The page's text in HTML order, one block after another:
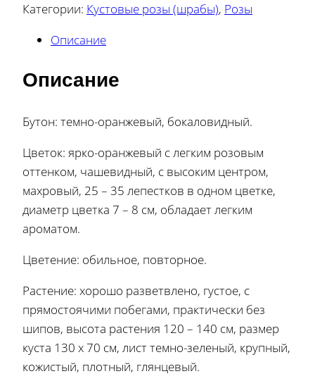
Категории: Кустовые розы (шрабы), Розы
Описание
Описание
Бутон: темно-оранжевый, бокаловидный.
Цветок: ярко-оранжевый с легким розовым
оттенком, чашевидный, с высоким центром,
махровый, 25 – 35 лепестков в одном цветке,
диаметр цветка 7 – 8 см, обладает легким
ароматом.
Цветение: обильное, повторное.
Растение: хорошо разветвлено, густое, с
прямостоячими побегами, практически без
шипов, высота растения 120 – 140 см, размер
куста 130 х 70 см, лист темно-зеленый, крупный,
кожистый, плотный, глянцевый.